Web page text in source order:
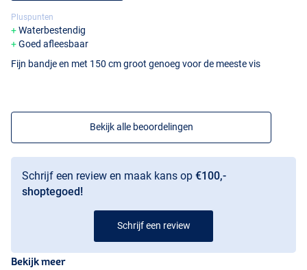
Pluspunten
Waterbestendig
Goed afleesbaar
Fijn bandje en met 150 cm groot genoeg voor de meeste vis
Bekijk alle beoordelingen
Schrijf een review en maak kans op €100,-
shoptegoed!
Schrijf een review
Bekijk meer